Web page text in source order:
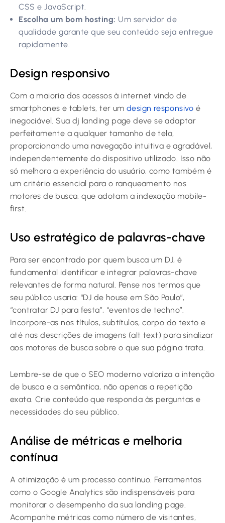
CSS e JavaScript.
Escolha um bom hosting: Um servidor de
qualidade garante que seu conteúdo seja entregue
rapidamente.
Design responsivo
Com a maioria dos acessos à internet vindo de
smartphones e tablets, ter um design responsivo é
inegociável. Sua dj landing page deve se adaptar
perfeitamente a qualquer tamanho de tela,
proporcionando uma navegação intuitiva e agradável,
independentemente do dispositivo utilizado. Isso não
só melhora a experiência do usuário, como também é
um critério essencial para o ranqueamento nos
motores de busca, que adotam a indexação mobile-
first.
Uso estratégico de palavras-chave
Para ser encontrado por quem busca um DJ, é
fundamental identificar e integrar palavras-chave
relevantes de forma natural. Pense nos termos que
seu público usaria: “DJ de house em São Paulo”,
“contratar DJ para festa”, “eventos de techno”.
Incorpore-as nos títulos, subtítulos, corpo do texto e
até nas descrições de imagens (alt text) para sinalizar
aos motores de busca sobre o que sua página trata.
Lembre-se de que o SEO moderno valoriza a intenção
de busca e a semântica, não apenas a repetição
exata. Crie conteúdo que responda às perguntas e
necessidades do seu público.
Análise de métricas e melhoria
contínua
A otimização é um processo contínuo. Ferramentas
como o Google Analytics são indispensáveis para
monitorar o desempenho da sua landing page.
Acompanhe métricas como número de visitantes,